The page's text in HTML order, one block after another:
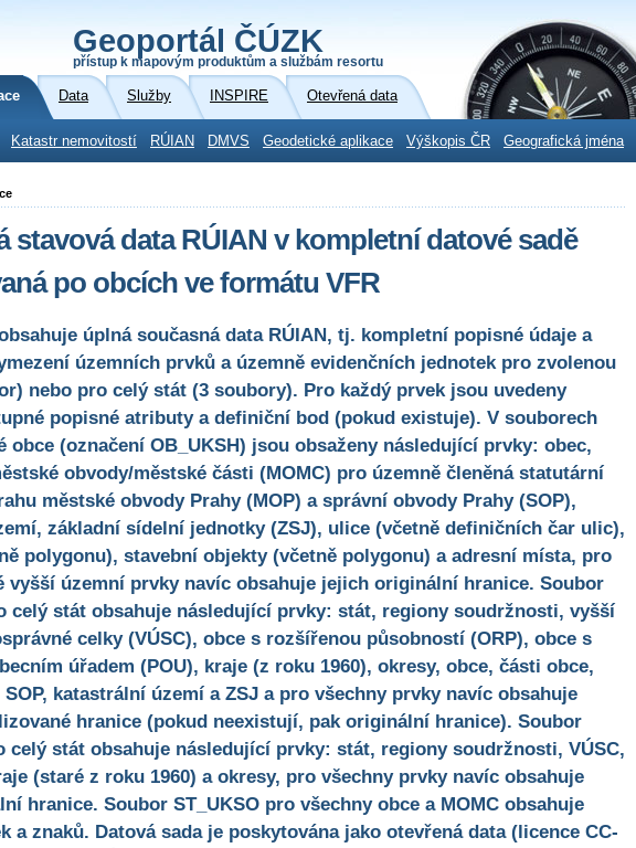
Geoportál ČÚZK
přístup k mapovým produktům a službám resortu
Data Služby INSPIRE Otevřená data
Katastr nemovitostí RÚIAN DMVS Geodetické aplikace Výškopis ČR Geografická jména
stavová data RÚIAN v kompletní datové sadě
po obcích ve formátu VFR
úplná současná data RÚIAN, tj. kompletní popisné údaje a
územních prvků a územně evidenčních jednotek pro zvolenou
nebo pro celý stát (3 soubory). Pro každý prvek jsou uvedeny
popisné atributy a definiční bod (pokud existuje). V souborech
obce (označení OB_UKSH) jsou obsaženy následující prvky: obec,
obvody/městské části (MOMC) pro územně členěná statutární
městské obvody Prahy (MOP) a správní obvody Prahy (SOP),
základní sídelní jednotky (ZSJ), ulice (včetně definičních čar ulic),
polygonu), stavební objekty (včetně polygonu) a adresní místa, pro
vyšší územní prvky navíc obsahuje jejich originální hranice. Soubor
celý stát obsahuje následující prvky: stát, regiony soudržnosti, vyšší
celky (VÚSC), obce s rozšířenou působností (ORP), obce s
úřadem (POU), kraje (z roku 1960), okresy, obce, části obce,
SOP, katastrální území a ZSJ a pro všechny prvky navíc obsahuje
hranice (pokud neexistují, pak originální hranice). Soubor
celý stát obsahuje následující prvky: stát, regiony soudržnosti, VÚSC,
(staré z roku 1960) a okresy, pro všechny prvky navíc obsahuje
hranice. Soubor ST_UKSO pro všechny obce a MOMC obsahuje
a znaků. Datová sada je poskytována jako otevřená data (licence CC-